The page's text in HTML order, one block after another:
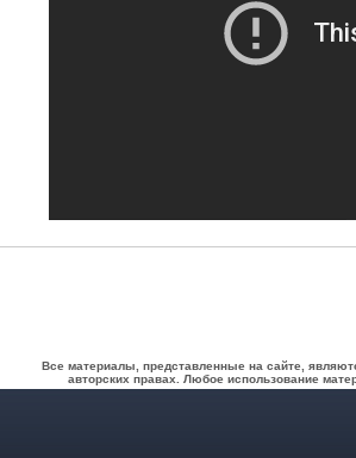
Все материалы, представленные на сайте,
авторских правах. Любое использование